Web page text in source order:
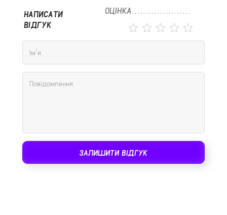
НАПИСАТИ
ВІДГУК
ОЦІНКА
ЗАЛИШИТИ ВІДГУК